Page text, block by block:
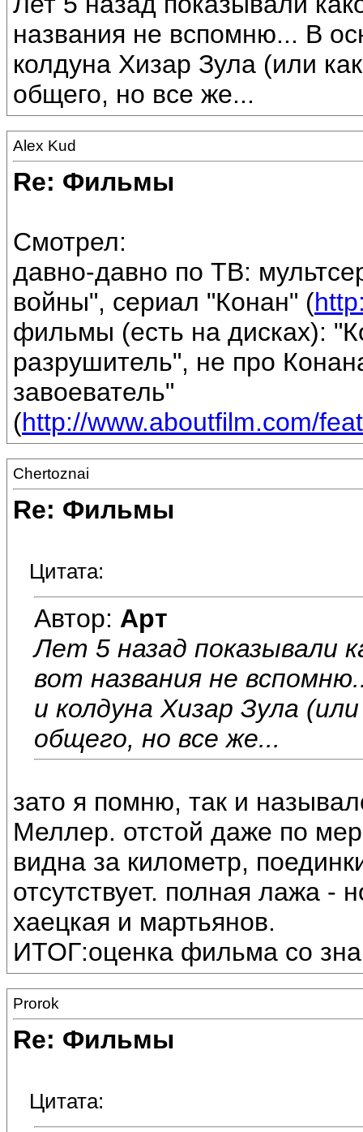
названия не вспомню... В
колдуна Хизар Зула (или
общего, но все же...
Alex Kud
Re: Фильмы
Смотрел:
давно-давно по ТВ:
войны", сериал "Конан" (
фильмы (есть на дисках):
разрушитель", не про
завоеватель"
(http://www.aboutfilm.com/
Chertoznai
Re: Фильмы
Цитата:
Автор: Арт
Лет 5 назад показывали
вот названия не
и колдуна Хизар Зула
общего, но все же...
зато я помню, так и
Меллер. отстой даже по
видна за километр,
отсутствует. полная лажа -
хаецкая и мартьянов.
ИТОГ:оценка фильма со
Prorok
Re: Фильмы
Цитата: